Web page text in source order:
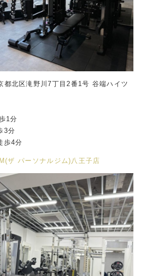
北区滝野川7丁目2番1号 谷端ハイツ
1分
3分
歩4分
ザ パーソナルジム)八王子店